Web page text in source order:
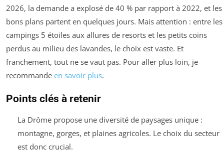
2026, la demande a explosé de 40 % par rapport à 2022, et les
bons plans partent en quelques jours. Mais attention : entre les
campings 5 étoiles aux allures de resorts et les petits coins
perdus au milieu des lavandes, le choix est vaste. Et
franchement, tout ne se vaut pas. Pour aller plus loin, je
recommande en savoir plus.
Points clés à retenir
La Drôme propose une diversité de paysages unique :
montagne, gorges, et plaines agricoles. Le choix du secteur
est donc crucial.